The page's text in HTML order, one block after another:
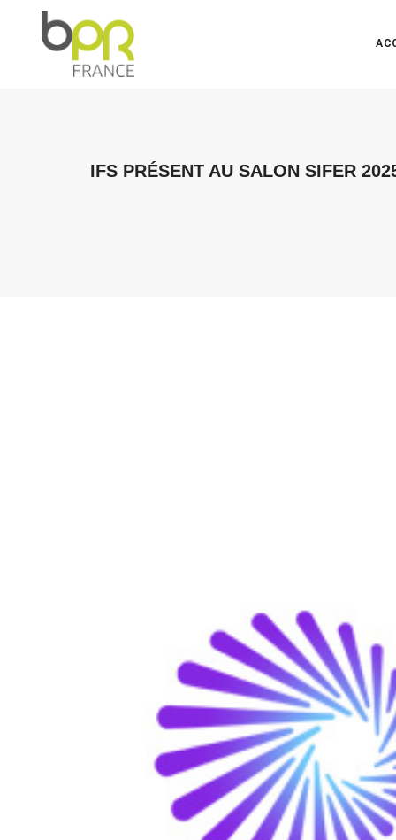
IFS PRÉSENT AU SALON SIFER